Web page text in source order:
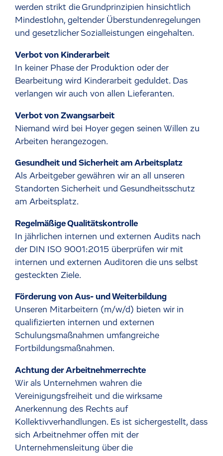
werden strikt die Grundprinzipien hinsichtlich
Mindestlohn, geltender Überstundenregelungen
und gesetzlicher Sozialleistungen eingehalten.
Verbot von Kinderarbeit
In keiner Phase der Produktion oder der
Bearbeitung wird Kinderarbeit geduldet. Das
verlangen wir auch von allen Lieferanten.
Verbot von Zwangsarbeit
Niemand wird bei Hoyer gegen seinen Willen zu
Arbeiten herangezogen.
Gesundheit und Sicherheit am Arbeitsplatz
Als Arbeitgeber gewähren wir an all unseren
Standorten Sicherheit und Gesundheitsschutz
am Arbeitsplatz.
Regelmäßige Qualitätskontrolle
In jährlichen internen und externen Audits nach
der DIN ISO 9001:2015 überprüfen wir mit
internen und externen Auditoren die uns selbst
gesteckten Ziele.
Förderung von Aus- und Weiterbildung
Unseren Mitarbeitern (m/w/d) bieten wir in
qualifizierten internen und externen
Schulungsmaßnahmen umfangreiche
Fortbildungsmaßnahmen.
Achtung der Arbeitnehmerrechte
Wir als Unternehmen wahren die
Vereinigungsfreiheit und die wirksame
Anerkennung des Rechts auf
Kollektivverhandlungen. Es ist sichergestellt, dass
sich Arbeitnehmer offen mit der
Unternehmensleitung über die